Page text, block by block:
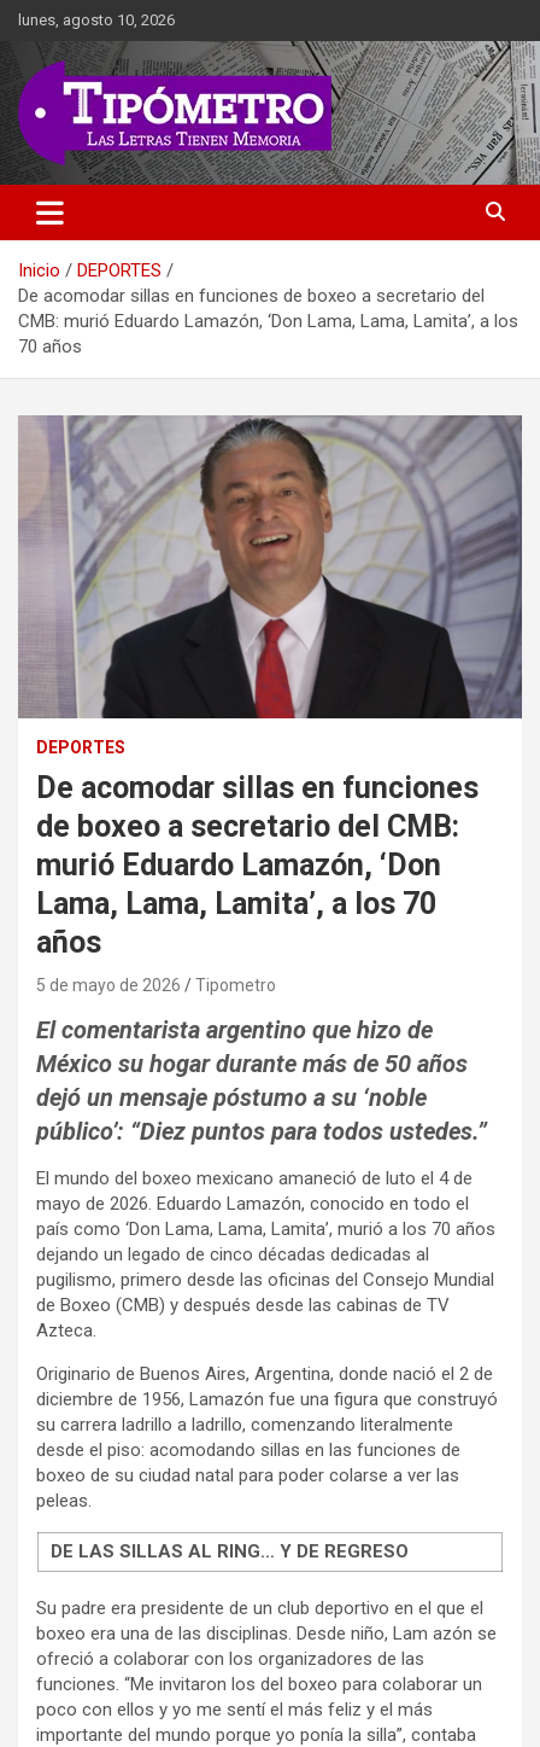
Saltar
contenido
lunes, agosto 10, 2026
Tipometro
Las Letras Tienen Memoria
Inicio
DEPORTES
De acomodar sillas en funciones de boxeo a secretario del
CMB: murió Eduardo Lamazón, ‘Don Lama, Lama, Lamita’, a los
70 años
DEPORTES
De acomodar sillas en funciones
de boxeo a secretario del CMB:
murió Eduardo Lamazón, ‘Don
Lama, Lama, Lamita’, a los 70
años
5 de mayo de 2026 Tipometro
El comentarista argentino que hizo de
México su hogar durante más de 50 años
dejó un mensaje póstumo a su ‘noble
público’: “Diez puntos para todos ustedes.”
El mundo del boxeo mexicano amaneció de luto el 4 de
mayo de 2026. Eduardo Lamazón, conocido en todo el
país como ‘Don Lama, Lama, Lamita’, murió a los 70 años
dejando un legado de cinco décadas dedicadas al
pugilismo, primero desde las oficinas del Consejo Mundial
de Boxeo (CMB) y después desde las cabinas de TV
Azteca.
Originario de Buenos Aires, Argentina, donde nació el 2 de
diciembre de 1956, Lamazón fue una figura que construyó
su carrera ladrillo a ladrillo, comenzando literalmente
desde el piso: acomodando sillas en las funciones de
boxeo de su ciudad natal para poder colarse a ver las
peleas.
DE LAS SILLAS AL RING… Y DE REGRESO
Su padre era presidente de un club deportivo en el que el
boxeo era una de las disciplinas. Desde niño, Lam azón se
ofreció a colaborar con los organizadores de las
funciones. “Me invitaron los del boxeo para colaborar un
poco con ellos y yo me sentí el más feliz y el más
importante del mundo porque yo ponía la silla”, contaba